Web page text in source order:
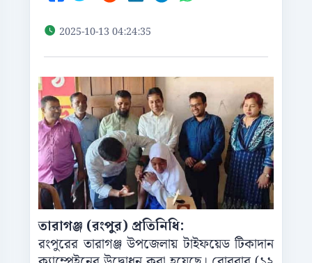
2025-10-13 04:24:35
তারাগঞ্জ (রংপুর) প্রতিনিধি:
রংপুরের তারাগঞ্জ উপজেলায় টাইফয়েড টিকাদান